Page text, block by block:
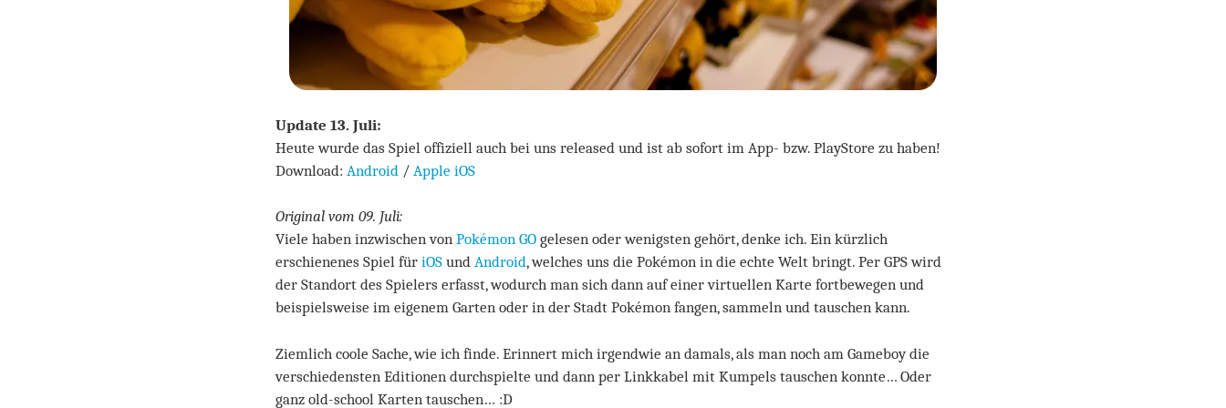
Update 13. Juli:
Heute wurde das Spiel offiziell auch bei uns released und ist ab sofort im App- bzw. PlayStore zu haben!
Download: Android / Apple iOS
Original vom 09. Juli:
Viele haben inzwischen von Pokémon GO gelesen oder wenigsten gehört, denke ich. Ein kürzlich
erschienenes Spiel für iOS und Android, welches uns die Pokémon in die echte Welt bringt. Per GPS wird
der Standort des Spielers erfasst, wodurch man sich dann auf einer virtuellen Karte fortbewegen und
beispielsweise im eigenem Garten oder in der Stadt Pokémon fangen, sammeln und tauschen kann.
Ziemlich coole Sache, wie ich finde. Erinnert mich irgendwie an damals, als man noch am Gameboy die
verschiedensten Editionen durchspielte und dann per Linkkabel mit Kumpels tauschen konnte… Oder
ganz old-school Karten tauschen… :D